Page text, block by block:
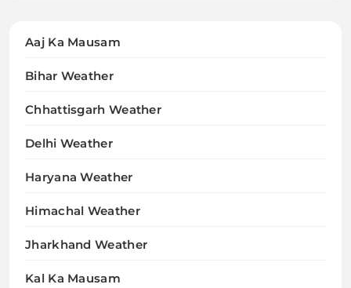
Aaj Ka Mausam
Bihar Weather
Chhattisgarh Weather
Delhi Weather
Haryana Weather
Himachal Weather
Jharkhand Weather
Kal Ka Mausam